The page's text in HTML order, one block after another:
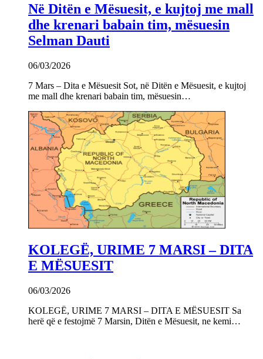
Në Ditën e Mësuesit, e kujtoj me mall
dhe krenari babain tim, mësuesin
Selman Dauti
06/03/2026
7 Mars – Dita e Mësuesit Sot, në Ditën e Mësuesit, e kujtoj
me mall dhe krenari babain tim, mësuesin…
KOLEGË, URIME 7 MARSI – DITA
E MËSUESIT
06/03/2026
KOLEGË, URIME 7 MARSI – DITA E MËSUESIT Sa
herë që e festojmë 7 Marsin, Ditën e Mësuesit, ne kemi…